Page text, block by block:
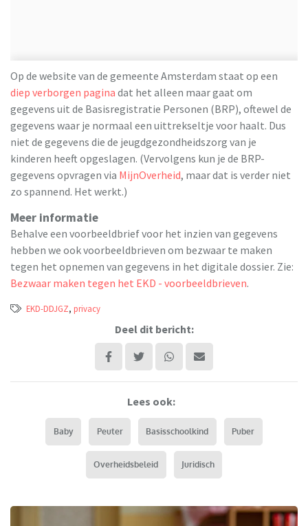
Op de website van de gemeente Amsterdam staat op een
diep verborgen pagina dat het alleen maar gaat om
gegevens uit de Basisregistratie Personen (BRP), oftewel de
gegevens waar je normaal een uittrekseltje voor haalt. Dus
niet de gegevens die de jeugdgezondheidszorg van je
kinderen heeft opgeslagen. (Vervolgens kun je de BRP-
gegevens opvragen via MijnOverheid, maar dat is verder niet
zo spannend. Het werkt.)
Meer informatie
Behalve een voorbeeldbrief voor het inzien van gegevens
hebben we ook voorbeeldbrieven om bezwaar te maken
tegen het opnemen van gegevens in het digitale dossier. Zie:
Bezwaar maken tegen het EKD - voorbeeldbrieven.
EKD-DDJGZ, privacy
Deel dit bericht:
Lees ook:
Baby Peuter Basisschoolkind Puber
Overheidsbeleid Juridisch